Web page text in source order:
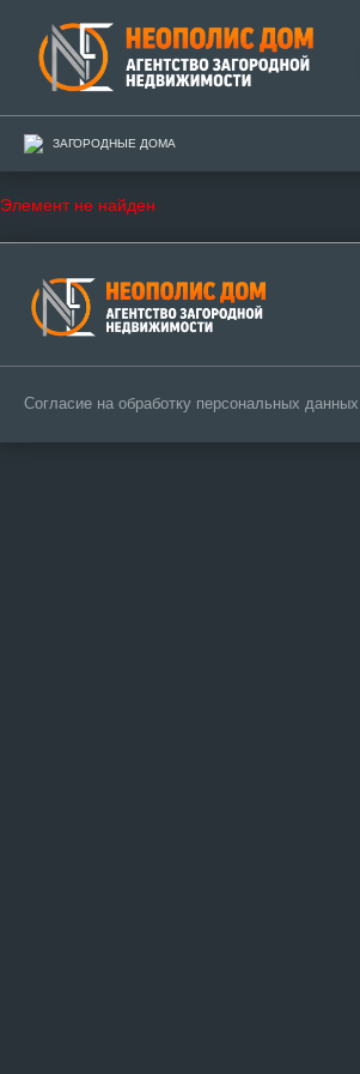
ЗАГОРОДНЫЕ ДОМА
Элемент не найден
Согласие на обработку персональных данных